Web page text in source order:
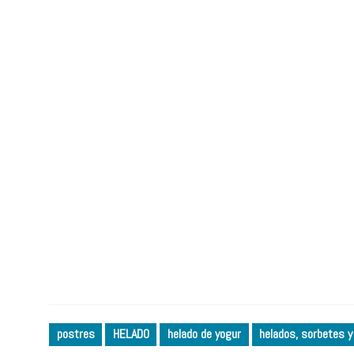
postres HELADO helado de yogur helados, sorbetes